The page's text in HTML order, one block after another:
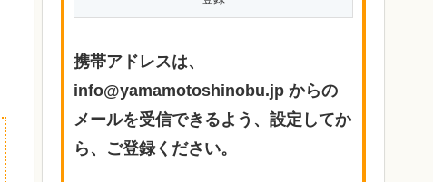
携帯アドレスは、
info@yamamotoshinobu.jp からの
メールを受信できるよう、設定してか
ら、ご登録ください。